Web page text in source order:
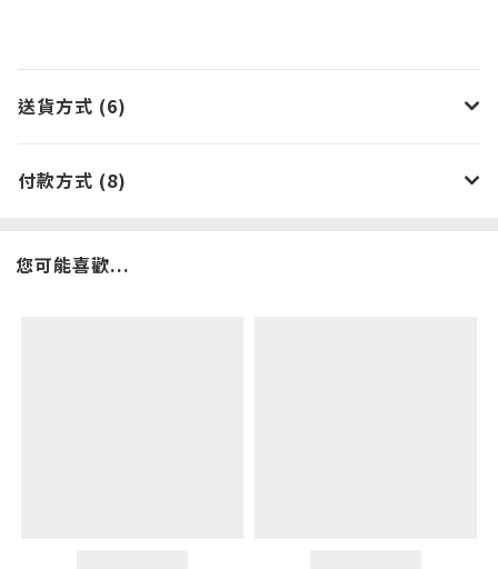
送貨方式 (6)
付款方式 (8)
您可能喜歡...